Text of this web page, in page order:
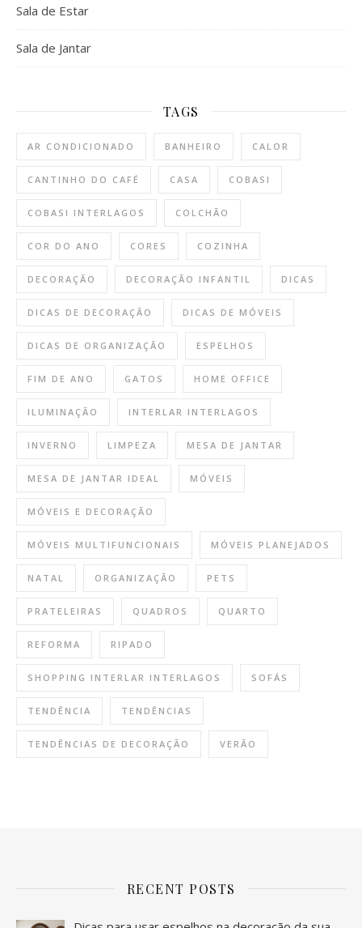
Sala de Estar
Sala de Jantar
TAGS
AR CONDICIONADO BANHEIRO CALOR
CANTINHO DO CAFÉ CASA COBASI
COBASI INTERLAGOS COLCHÃO
COR DO ANO CORES COZINHA
DECORAÇÃO DECORAÇÃO INFANTIL DICAS
DICAS DE DECORAÇÃO DICAS DE MÓVEIS
DICAS DE ORGANIZAÇÃO ESPELHOS
FIM DE ANO GATOS HOME OFFICE
ILUMINAÇÃO INTERLAR INTERLAGOS
INVERNO LIMPEZA MESA DE JANTAR
MESA DE JANTAR IDEAL MÓVEIS
MÓVEIS E DECORAÇÃO
MÓVEIS MULTIFUNCIONAIS MÓVEIS PLANEJADOS
NATAL ORGANIZAÇÃO PETS
PRATELEIRAS QUADROS QUARTO
REFORMA RIPADO
SHOPPING INTERLAR INTERLAGOS SOFÁS
TENDÊNCIA TENDÊNCIAS
TENDÊNCIAS DE DECORAÇÃO VERÃO
RECENT POSTS